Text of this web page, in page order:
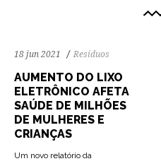
18 jun 2021 Resíduos
AUMENTO DO LIXO
ELETRÔNICO AFETA
SAÚDE DE MILHÕES
DE MULHERES E
CRIANÇAS
Um novo relatório da